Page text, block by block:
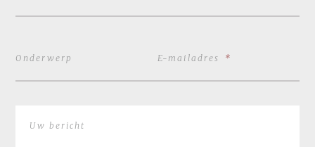
Onderwerp E-mailadres *